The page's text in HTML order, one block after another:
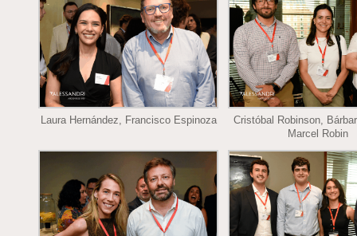
Laura Hernández, Francisco Espinoza
Cristóbal Robinson,
Marcel Robin